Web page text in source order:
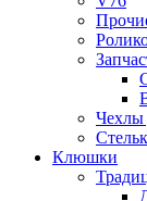
Чехлы
Клюшки